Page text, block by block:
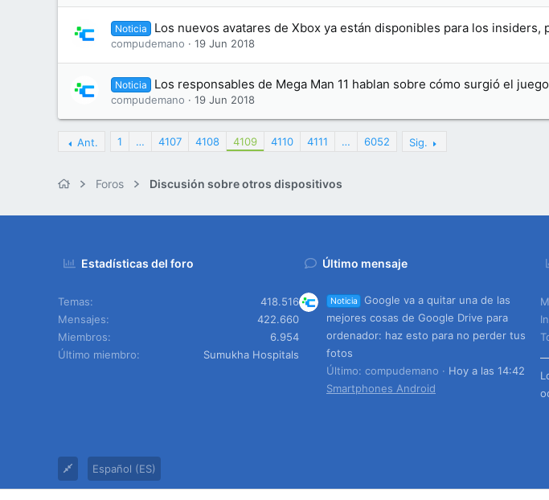
Noticia Los nuevos avatares de Xbox ya están disponibles para los insiders,
compudemano 19 Jun 2018
Noticia Los responsables de Mega Man 11 hablan sobre cómo surgió el
compudemano 19 Jun 2018
Ant. 1 … 4107 4108 4109 4110 4111 … 6052 Sig.
Foros Discusión sobre otros dispositivos
Estadísticas del foro
Temas
418.516
Mensajes
422.660
Miembros
6.954
Último miembro
Sumukha Hospitals
Último mensaje
Noticia
Google va a quitar una de las
mejores cosas de Google Drive para
ordenador: haz esto para no perder tus
fotos
Último: compudemano
Hoy a las 14:42
Smartphones Android
Español (ES)